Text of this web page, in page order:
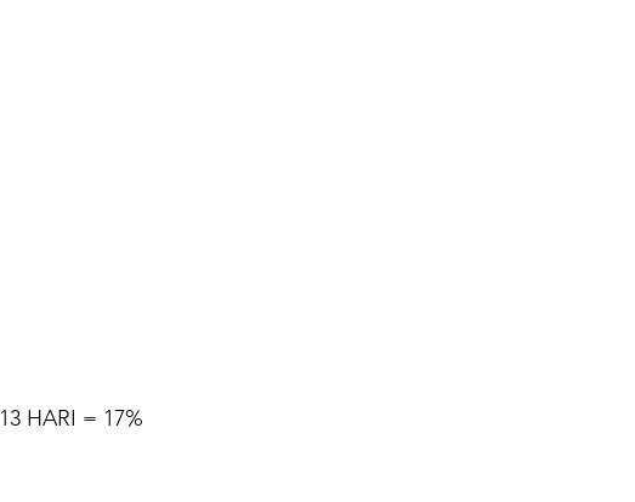
13 HARI = 17%